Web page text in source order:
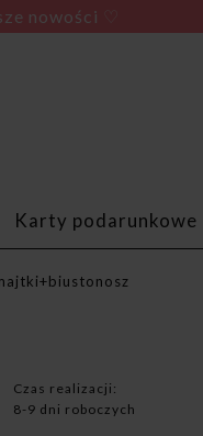
nowości ♡
Karty podarunkowe
Czas realizacji:
8-9 dni roboczych